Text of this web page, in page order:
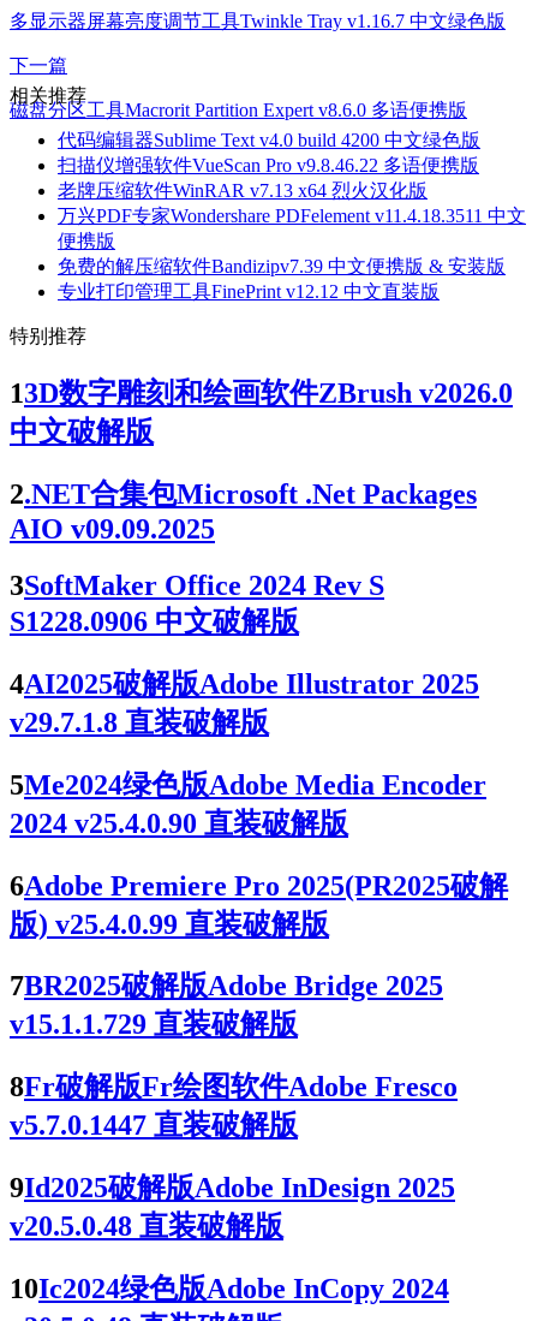
多显示器屏幕亮度调节工具Twinkle Tray v1.16.7 中文绿色版
下一篇
磁盘分区工具Macrorit Partition Expert v8.6.0 多语便携版
相关推荐
代码编辑器Sublime Text v4.0 build 4200 中文绿色版
扫描仪增强软件VueScan Pro v9.8.46.22 多语便携版
老牌压缩软件WinRAR v7.13 x64 烈火汉化版
万兴PDF专家Wondershare PDFelement v11.4.18.3511 中文
便携版
免费的解压缩软件Bandizipv7.39 中文便携版 & 安装版
专业打印管理工具FinePrint v12.12 中文直装版
特别推荐
13D数字雕刻和绘画软件ZBrush v2026.0
中文破解版
2.NET合集包Microsoft .Net Packages
AIO v09.09.2025
3SoftMaker Office 2024 Rev S
S1228.0906 中文破解版
4AI2025破解版Adobe Illustrator 2025
v29.7.1.8 直装破解版
5Me2024绿色版Adobe Media Encoder
2024 v25.4.0.90 直装破解版
6Adobe Premiere Pro 2025(PR2025破解
版) v25.4.0.99 直装破解版
7BR2025破解版Adobe Bridge 2025
v15.1.1.729 直装破解版
8Fr破解版Fr绘图软件Adobe Fresco
v5.7.0.1447 直装破解版
9Id2025破解版Adobe InDesign 2025
v20.5.0.48 直装破解版
10Ic2024绿色版Adobe InCopy 2024